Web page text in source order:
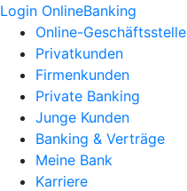
Login OnlineBanking
Online-Geschäftsstelle
Privatkunden
Firmenkunden
Private Banking
Junge Kunden
Banking & Verträge
Meine Bank
Karriere